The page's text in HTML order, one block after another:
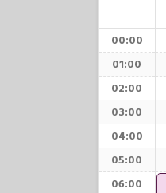
00:00
01:00
02:00
03:00
04:00
05:00
06:00